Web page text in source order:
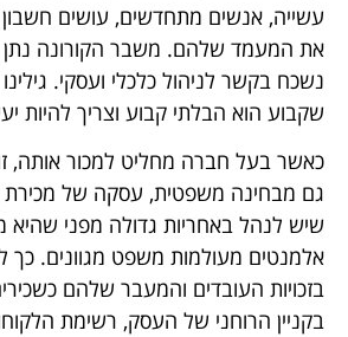
עשייה, אנשים מתחדשים, עושים
את המעמד שלהם. משבר הקורונה נתן
נשכח בקשר לניהול כלכלי ועסקי.
שקבוע הוא הבלתי קבוע וצריך להיות
כאשר בעל חברה מחליט למכור אותה,
גם מבחינה משפטית, עסקה של
שיש לנהל באחריות גדולה מפני שהיא
אלמנטים מעולמות משפט מגוונים. כך
בזכויות העובדים והמעבר שלהם
בקניין הרוחני של העסק, רשימת